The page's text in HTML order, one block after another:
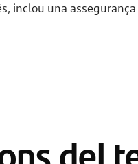
inclou una assegurança